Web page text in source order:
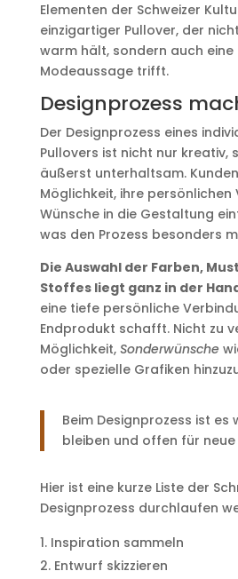
Elementen der Schweizer
einzigartiger Pullover, der
warm hält, sondern auch
Modeaussage trifft.
Designprozess
Der Designprozess eines
Pullovers ist nicht nur kreativ,
äußerst unterhaltsam.
Möglichkeit, ihre
Wünsche in die Gestaltung
was den Prozess besonders
Die Auswahl der Farben,
Stoffes liegt ganz in der
eine tiefe persönliche
Endprodukt schafft. Nicht zu
Möglichkeit, Sonderwünsche
oder spezielle Grafiken
Beim Designprozess ist es
bleiben und offen für neue
Hier ist eine kurze Liste der
Designprozess durchlaufen
Inspiration sammeln
Entwurf skizzieren